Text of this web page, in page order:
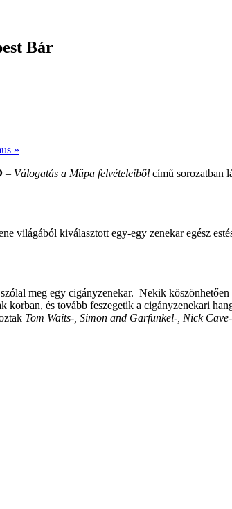
Bár
»
– Válogatás a Müpa felvételeiből című sorozatban
világából kiválasztott egy-egy zenekar egész
meg egy cigányzenekar. Nekik
és tovább feszegetik a cigányzenekari
Tom Waits-, Simon and Garfunkel-, Nick